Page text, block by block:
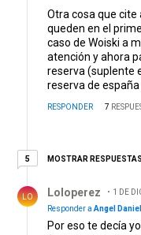
Otra cosa que cite
queden en el
caso de Woiski a
atención y ahora
reserva (suplente
reserva de españa
RESPONDER 7
55 respuestas más
MOSTRAR
LO Loloperez
1 DE
Responder aAngel
Por eso te decía